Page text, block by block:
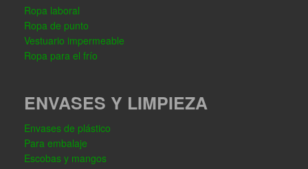
Ropa laboral
Ropa de punto
Vestuario impermeable
Ropa para el frío
ENVASES Y LIMPIEZA
Envases de plástico
Para embalaje
Escobas y mangos